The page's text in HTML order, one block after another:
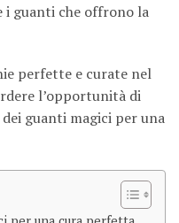
i guanti che offrono la
perfette e curate nel
l’opportunità di
guanti magici per una